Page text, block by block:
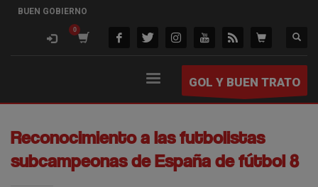
BUEN GOBIERNO
GOL Y BUEN TRATO
Reconocimiento a las futbolistas
subcampeonas de España de fútbol 8